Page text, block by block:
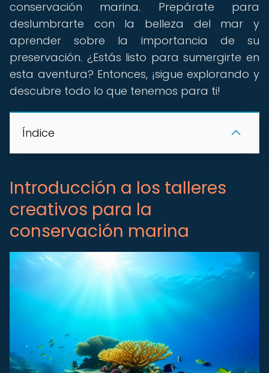
conservación marina. Prepárate para
deslumbrarte con la belleza del mar y
aprender sobre la importancia de su
preservación. ¿Estás listo para sumergirte en
esta aventura? Entonces, ¡sigue explorando y
descubre todo lo que tenemos para ti!
Índice
Introducción a los talleres
creativos para la
conservación marina